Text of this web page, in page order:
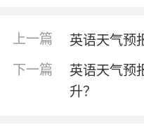
front的气象学含义，
的动态画面。这种多
生的综合思维能力
Howard Gardner提
例显示，VIPKID学
上一篇 英语天气预
下一篇
英语天气预
升？